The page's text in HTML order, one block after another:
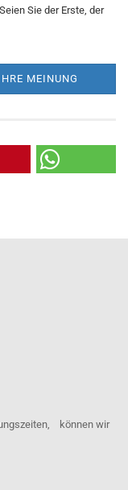
Sie der Erste, der
MEINUNG
können wir